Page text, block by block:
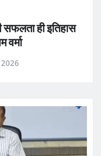
सफलता ही इतिहास
वर्मा